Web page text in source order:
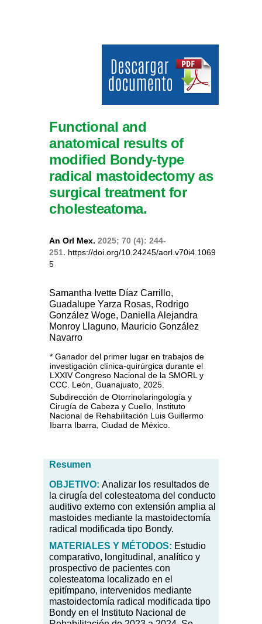
Functional and
anatomical results of
modified Bondy-type
radical mastoidectomy as
surgical treatment for
cholesteatoma.
An Orl Mex. 2025; 70 (4): 244-
251. https://doi.org/10.24245/aorl.v70i4.1069
5
Samantha Ivette Díaz Carrillo,
Guadalupe Yarza Rosas, Rodrigo
González Woge, Daniella Alejandra
Monroy Llaguno, Mauricio González
Navarro
* Ganador del primer lugar en trabajos de
investigación clínica-quirúrgica durante el
LXXIV Congreso Nacional de la SMORL y
CCC. León, Guanajuato, 2025.
Subdirección de Otorrinolaringología y
Cirugía de Cabeza y Cuello, Instituto
Nacional de Rehabilitación Luis Guillermo
Ibarra Ibarra, Ciudad de México.
Resumen
OBJETIVO: Analizar los resultados de
la cirugía del colesteatoma del conducto
auditivo externo con extensión amplia al
mastoides mediante la mastoidectomía
radical modificada tipo Bondy.
MATERIALES Y MÉTODOS: Estudio
comparativo, longitudinal, analítico y
prospectivo de pacientes con
colesteatoma localizado en el
epitímpano, intervenidos mediante
mastoidectomía radical modificada tipo
Bondy en el Instituto Nacional de